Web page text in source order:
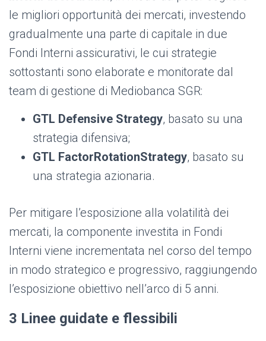
le migliori opportunità dei mercati, investendo
gradualmente una parte di capitale in due
Fondi Interni assicurativi, le cui strategie
sottostanti sono elaborate e monitorate dal
team di gestione di Mediobanca SGR:
GTL Defensive Strategy, basato su una
strategia difensiva;
GTL FactorRotationStrategy, basato su
una strategia azionaria.
Per mitigare l’esposizione alla volatilità dei
mercati, la componente investita in Fondi
Interni viene incrementata nel corso del tempo
in modo strategico e progressivo, raggiungendo
l’esposizione obiettivo nell’arco di 5 anni.
3 Linee guidate e flessibili